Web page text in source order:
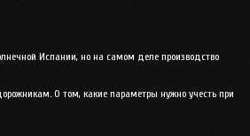
Испании, но на самом деле производство
О том, какие параметры нужно учесть при